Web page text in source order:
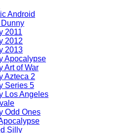
Android
2011
2012
2013
Apocalypse
Art of War
Azteca 2
Series 5
Los Angeles
Odd Ones
Silly